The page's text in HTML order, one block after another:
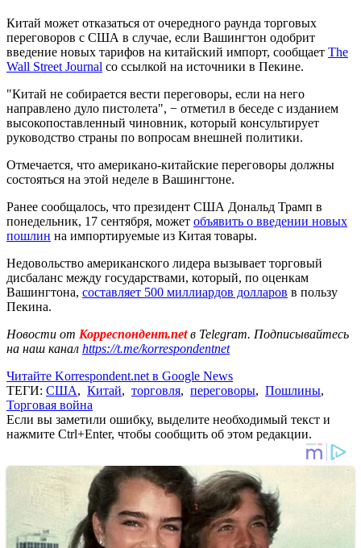
Китай может отказаться от очередного раунда торговых
переговоров с США в случае, если Вашингтон одобрит
введение новых тарифов на китайский импорт, сообщает The
Wall Street Journal со ссылкой на источники в Пекине.
"Китай не собирается вести переговоры, если на него
направлено дуло пистолета", − отметил в беседе с изданием
высокопоставленный чиновник, который консультирует
руководство страны по вопросам внешней политики.
Отмечается, что американо-китайские переговоры должны
состояться на этой неделе в Вашингтоне.
Ранее сообщалось, что президент США Дональд Трамп в
понедельник, 17 сентября, может объявить о введении новых
пошлин на импортируемые из Китая товары.
Недовольство американского лидера вызывает торговый
дисбаланс между государствами, который, по оценкам
Вашингтона, составляет 500 миллиардов долларов в пользу
Пекина.
Новости от Корреспондент.netв Telegram. Подписывайтесь
на наш канал https://t.me/korrespondentnet
Читайте Korrespondent.net в Google News
ТЕГИ: США, Китай, торговля, переговоры, Пошлины,
Торговая война
Если вы заметили ошибку, выделите необходимый текст и
нажмите Ctrl+Enter, чтобы сообщить об этом редакции.